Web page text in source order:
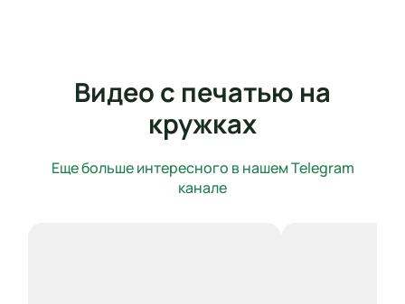
Видео с печатью на
кружках
Еще больше интересного в нашем Telegram
канале